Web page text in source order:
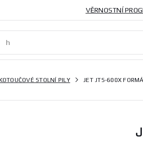
VĚRNOSTNÍ
STOLNÍ PILY JET JTS-600X